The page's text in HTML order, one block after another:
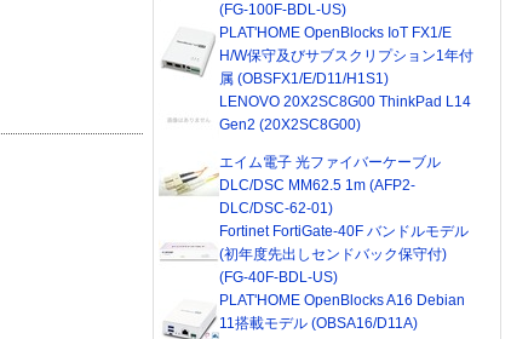
(FG-100F-BDL-US)
PLAT'HOME OpenBlocks IoT FX1/E
H/W保守及びサブスクリプション1年付
属 (OBSFX1/E/D11/H1S1)
LENOVO 20X2SC8G00 ThinkPad L14
Gen2 (20X2SC8G00)
エイム電子 光ファイバーケーブル
DLC/DSC MM62.5 1m (AFP2-
DLC/DSC-62-01)
Fortinet FortiGate-40F バンドルモデル
(初年度先出しセンドバック保守付)
(FG-40F-BDL-US)
PLAT'HOME OpenBlocks A16 Debian
11搭載モデル (OBSA16/D11A)